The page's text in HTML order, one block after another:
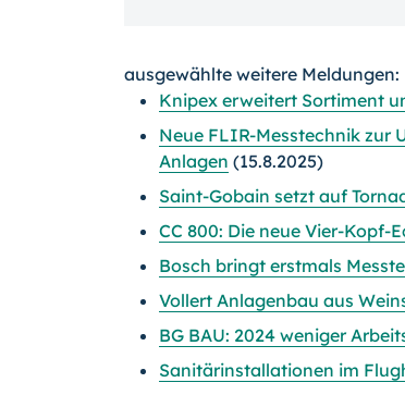
ausgewählte weitere Meldungen:
Knipex erweitert Sortiment
Neue FLIR-Messtechnik zur
Anlagen (15.8.2025)
Saint-Gobain setzt auf
CC 800: Die neue Vier-Kopf-
Bosch bringt erstmals
Vollert Anlagenbau aus
BG BAU: 2024 weniger
Sanitärinstallationen im